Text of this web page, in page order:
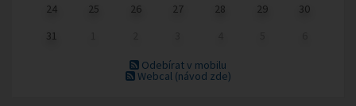
24
25 26 27 28 29
30
31
Odebírat v mobilu
Webcal (návod zde)